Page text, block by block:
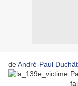
deAndré-Paul